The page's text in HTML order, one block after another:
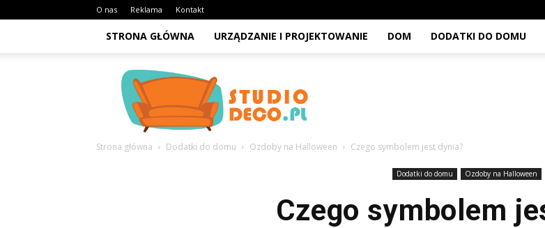
O nas Reklama Kontakt
STRONA GŁÓWNA URZĄDZANIE I PROJEKTOWANIE DOM DODATKI DO DOMU
StudioDeco.pl
Strona główna Dodatki do domu Ozdoby na Halloween Czego symbolem jest dynia?
Dodatki do domu Ozdoby na Halloween
Czego symbolem